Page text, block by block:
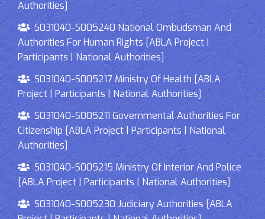
Authorities]
S031040-S005240 National Ombudsman And
Authorities For Human Rights [ABLA Project |
Participants | National Authorities]
S031040-S005217 Ministry Of Health [ABLA
Project | Participants | National Authorities]
S031040-S005211 Governmental Authorities For
Citizenship [ABLA Project | Participants | National
Authorities]
S031040-S005215 Ministry Of Interior And Police
[ABLA Project | Participants | National Authorities]
S031040-S005230 Judiciary Authorities [ABLA